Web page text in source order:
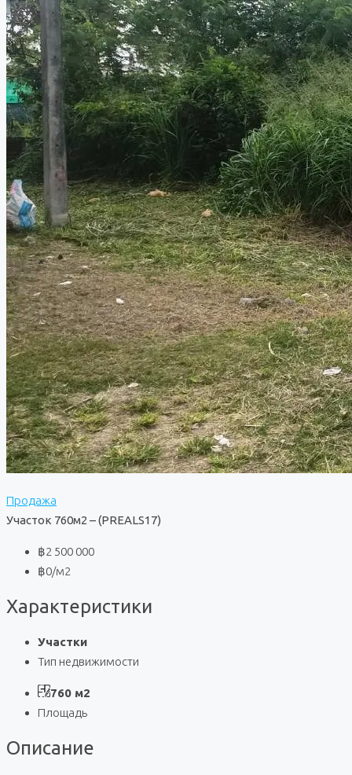
Продажа
Участок 760м2 – (PREALS17)
฿2 500 000
฿0/м2
Характеристики
Участки
Тип недвижимости
760 м2
Площадь
Описание